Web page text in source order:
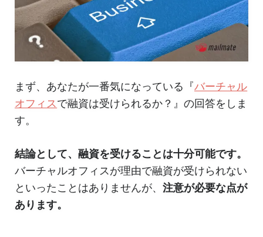
まず、あなたが一番気になっている『バーチャル
オフィスで融資は受けられるか？』の回答をしま
す。
結論として、融資を受けることは十分可能です。
バーチャルオフィスが理由で融資が受けられない
といったことはありませんが、 注意が必要な点が
あります。